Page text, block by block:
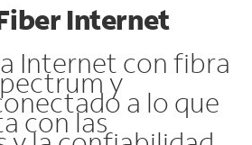
Internet
Internet con fibra
y
a lo que
con las